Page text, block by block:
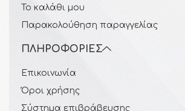
Το καλάθι μου
Παρακολούθηση παραγγελίας
ΠΛΗΡΟΦΟΡΊΕΣ
Επικοινωνία
Όροι χρήσης
Σύστημα επιβράβευσης